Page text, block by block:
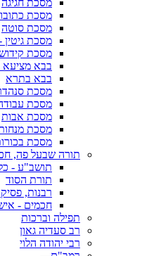
מסכת חגיגה
מסכת
מסכת סוטה
מסכת גיטין
מסכת
בבא מציעא
בבא בתרא
מסכת
מסכת
מסכת אבות
מסכת
מסכת
תורה שבעל פה,
תושב"ע -
תורת הסוד
רבנות,
חכמים -
תפילה וברכות
רב סעדיה גאון
רבי יהודה הלוי